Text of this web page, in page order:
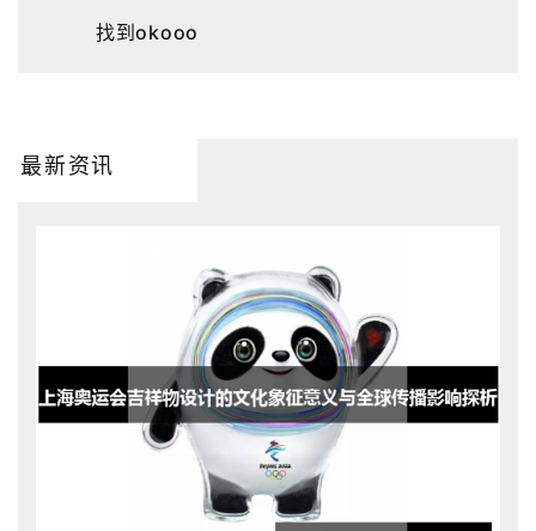
找到okooo
最新资讯